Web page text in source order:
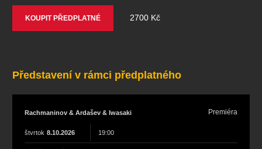
KOUPIT PŘEDPLATNÉ 2700 Kč
Představení v rámci předplatného
Rachmaninov & Ardašev & Iwasaki Premiéra
štvrtok 8.10.2026 19:00
koncert klasickáhudba